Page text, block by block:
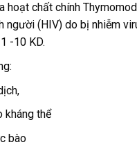
hoạt chất chính
người (HIV) do bị nhiễm
-10 KD.
kháng thể
bào